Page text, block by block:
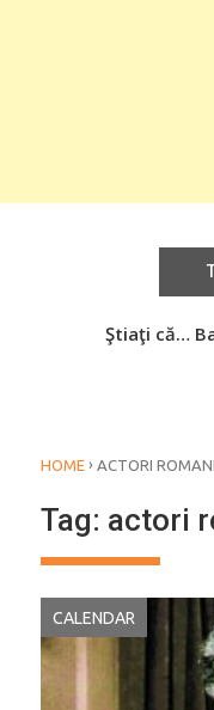
Ştiaţi că…
HOME › ACTORI
Tag: actori
CALENDAR